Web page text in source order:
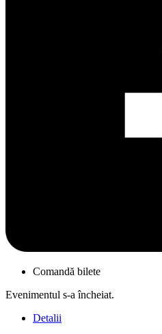
Comandă bilete
Evenimentul s-a încheiat.
Detalii